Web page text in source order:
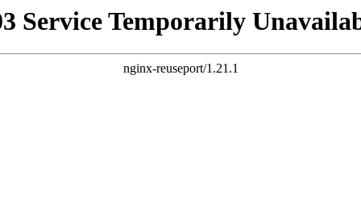
Service Temporarily
nginx-reuseport/1.21.1